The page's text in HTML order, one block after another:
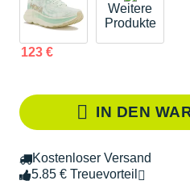
123 €
Weitere
Produkte
IN DEN
Kostenloser Versand
5.85 € Treuevorteil